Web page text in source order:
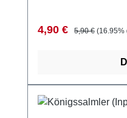
Verkaufspreis:
4,90 € Regulärer Preis:
5,90 € (16.95%